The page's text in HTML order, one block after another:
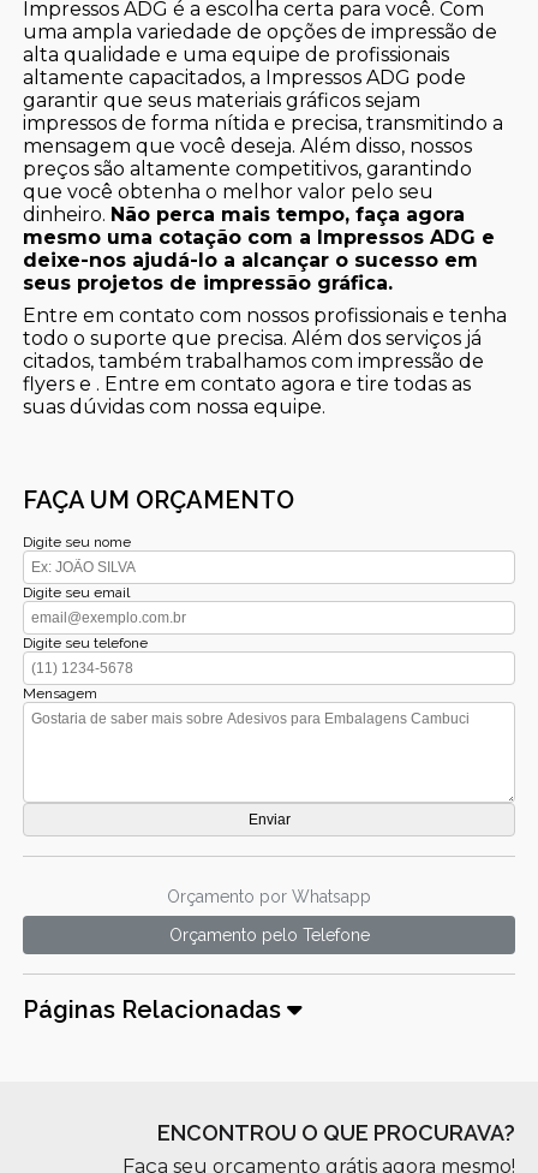
Impressos ADG é a escolha certa para você. Com
uma ampla variedade de opções de impressão de
alta qualidade e uma equipe de profissionais
altamente capacitados, a Impressos ADG pode
garantir que seus materiais gráficos sejam
impressos de forma nítida e precisa, transmitindo a
mensagem que você deseja. Além disso, nossos
preços são altamente competitivos, garantindo
que você obtenha o melhor valor pelo seu
dinheiro. Não perca mais tempo, faça agora
mesmo uma cotação com a Impressos ADG e
deixe-nos ajudá-lo a alcançar o sucesso em
seus projetos de impressão gráfica.
Entre em contato com nossos profissionais e tenha
todo o suporte que precisa. Além dos serviços já
citados, também trabalhamos com impressão de
flyers e . Entre em contato agora e tire todas as
suas dúvidas com nossa equipe.
FAÇA UM ORÇAMENTO
Digite seu nome
Digite seu email
Digite seu telefone
Mensagem
Orçamento por Whatsapp
Orçamento pelo Telefone
Páginas Relacionadas
ENCONTROU O QUE PROCURAVA?
Faça seu orçamento grátis agora mesmo!